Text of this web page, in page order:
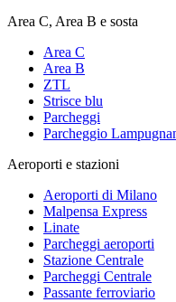
Area C, Area B e sosta
Area C
Area B
ZTL
Strisce blu
Parcheggi
Parcheggio
Aeroporti e stazioni
Aeroporti di Milano
Malpensa Express
Linate
Parcheggi aeroporti
Stazione Centrale
Parcheggi Centrale
Passante ferroviario